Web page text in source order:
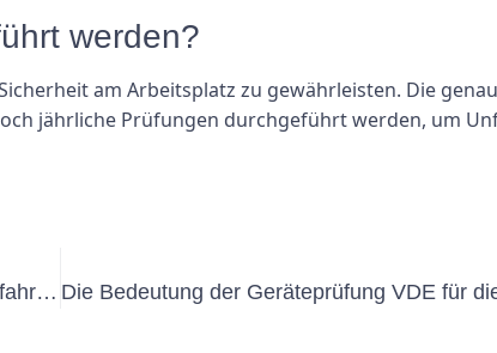
werden?
am Arbeitsplatz zu gewährleisten. Die
jährliche Prüfungen durchgeführt werden, um
Die Bedeutung der UVV-Prüfung für Ladekabel für Elektrofahrzeuge verstehen